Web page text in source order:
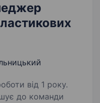
від 1 року.
до команди